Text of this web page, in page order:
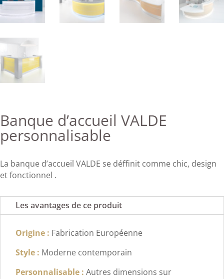
Banque d’accueil VALDE
personnalisable
La banque d’accueil VALDE se déffinit comme chic, design
et fonctionnel .
Les avantages de ce produit
Origine : Fabrication Européenne
Style : Moderne contemporain
Personnalisable : Autres dimensions sur